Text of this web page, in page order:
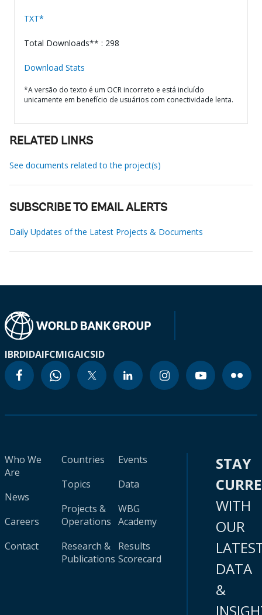
TXT*
Total Downloads** : 298
Download Stats
*A versão do texto é um OCR incorreto e está incluído
unicamente em benefício de usuários com conectividade lenta.
RELATED LINKS
See documents related to the project(s)
SUBSCRIBE TO EMAIL ALERTS
Daily Updates of the Latest Projects & Documents
IBRDIDAIFCMIGAICSID
Who We
Are
News
Careers
Contact
Countries
Topics
Projects &
Operations
Research &
Publications
Events
Data
WBG
Academy
Results
Scorecard
STAY
WITH
OUR
DATA
&